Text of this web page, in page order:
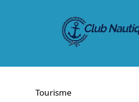
Tourisme